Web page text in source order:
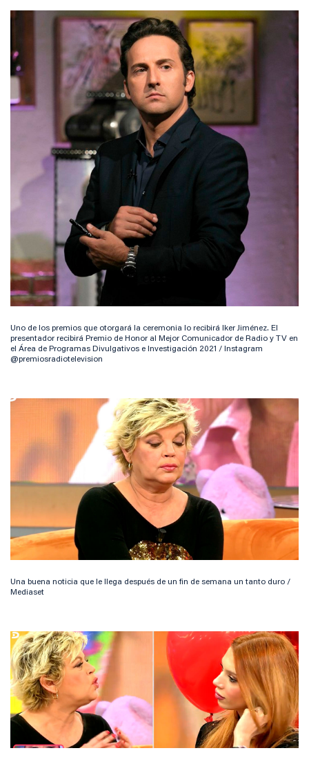
Uno de los premios que otorgará la ceremonia lo recibirá Iker Jiménez. El
presentador recibirá Premio de Honor al Mejor Comunicador de Radio y TV en
el Área de Programas Divulgativos e Investigación 2021 / Instagram
@premiosradiotelevision
Una buena noticia que le llega después de un fin de semana un tanto duro /
Mediaset